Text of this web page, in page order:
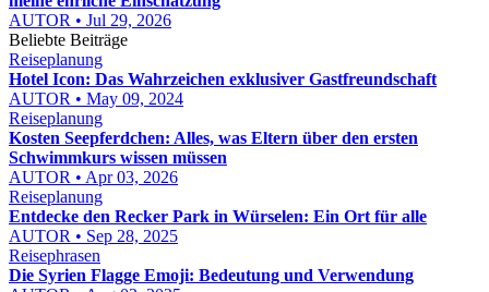
AUTOR • Jul 29, 2026
Beliebte Beiträge
Reiseplanung
Hotel Icon: Das Wahrzeichen exklusiver Gastfreundschaft
AUTOR • May 09, 2024
Reiseplanung
Kosten Seepferdchen: Alles, was Eltern über den ersten
Schwimmkurs wissen müssen
AUTOR • Apr 03, 2026
Reiseplanung
Entdecke den Recker Park in Würselen: Ein Ort für alle
AUTOR • Sep 28, 2025
Reisephrasen
Die Syrien Flagge Emoji: Bedeutung und Verwendung